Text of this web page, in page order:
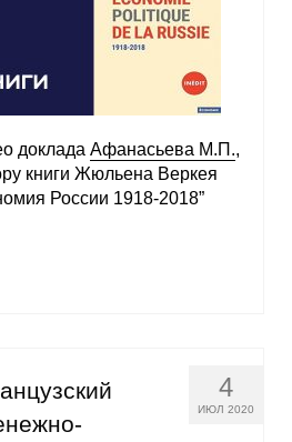
доклада Афанасьева М.П.,
книги Жюльена Веркея
России 1918-2018”
4
ИЮЛ 2020